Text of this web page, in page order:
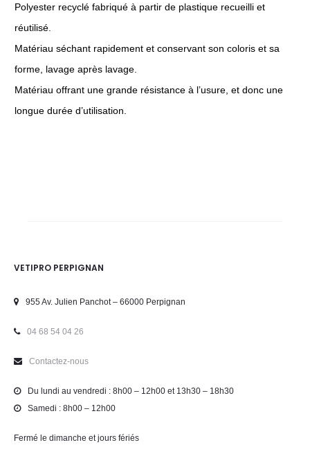
Polyester recyclé fabriqué à partir de plastique recueilli et
réutilisé.
Matériau séchant rapidement et conservant son coloris et sa
forme, lavage après lavage.
Matériau offrant une grande résistance à l’usure, et donc une
longue durée d’utilisation.
VETIPRO PERPIGNAN
955 Av. Julien Panchot – 66000 Perpignan
04 68 54 04 26
Contactez-nous
Du lundi au vendredi : 8h00 – 12h00 et 13h30 – 18h30
Samedi : 8h00 – 12h00
Fermé le dimanche et jours fériés